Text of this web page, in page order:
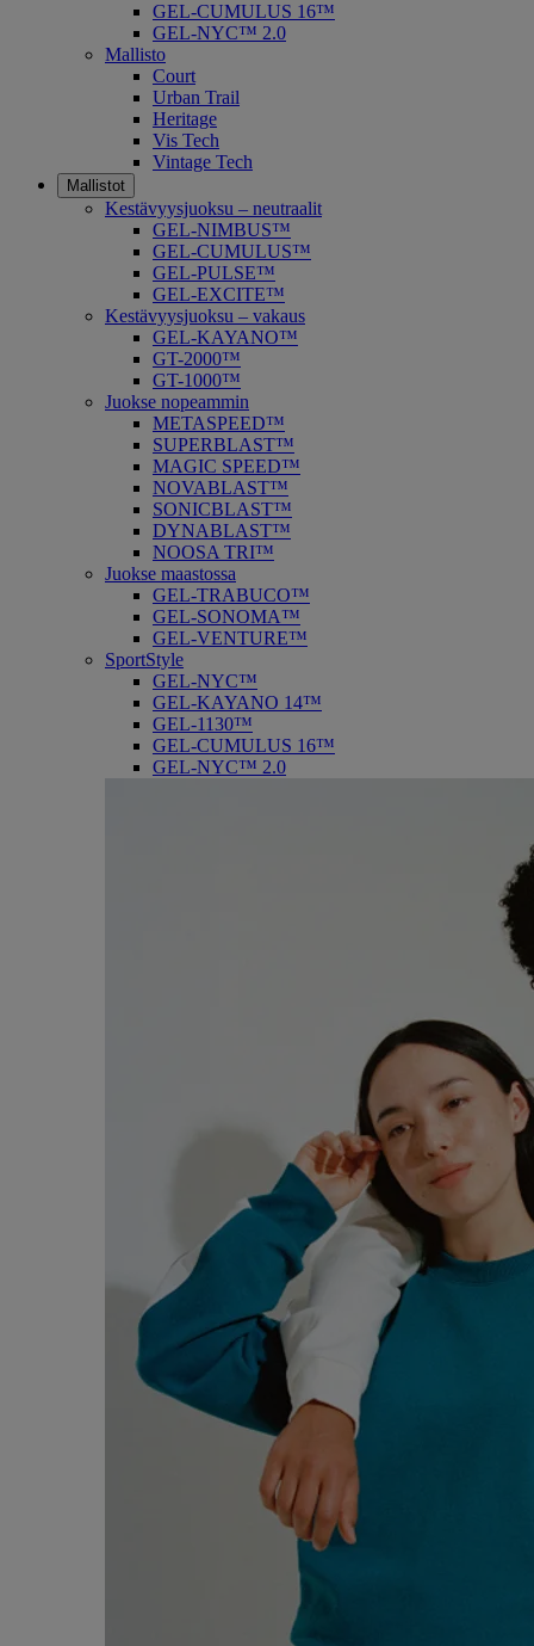
GEL-CUMULUS 16™
GEL-NYC™ 2.0
Mallisto
Court
Urban Trail
Heritage
Vis Tech
Vintage Tech
Mallistot
Kestävyysjuoksu – neutraalit
GEL-NIMBUS™
GEL-CUMULUS™
GEL-PULSE™
GEL-EXCITE™
Kestävyysjuoksu – vakaus
GEL-KAYANO™
GT-2000™
GT-1000™
Juokse nopeammin
METASPEED™
SUPERBLAST™
MAGIC SPEED™
NOVABLAST™
SONICBLAST™
DYNABLAST™
NOOSA TRI™
Juokse maastossa
GEL-TRABUCO™
GEL-SONOMA™
GEL-VENTURE™
SportStyle
GEL-NYC™
GEL-KAYANO 14™
GEL-1130™
GEL-CUMULUS 16™
GEL-NYC™ 2.0